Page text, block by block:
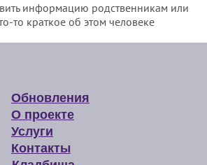
информацию родственникам или
то краткое об этом человеке
Обновления
О проекте
Услуги
Контакты